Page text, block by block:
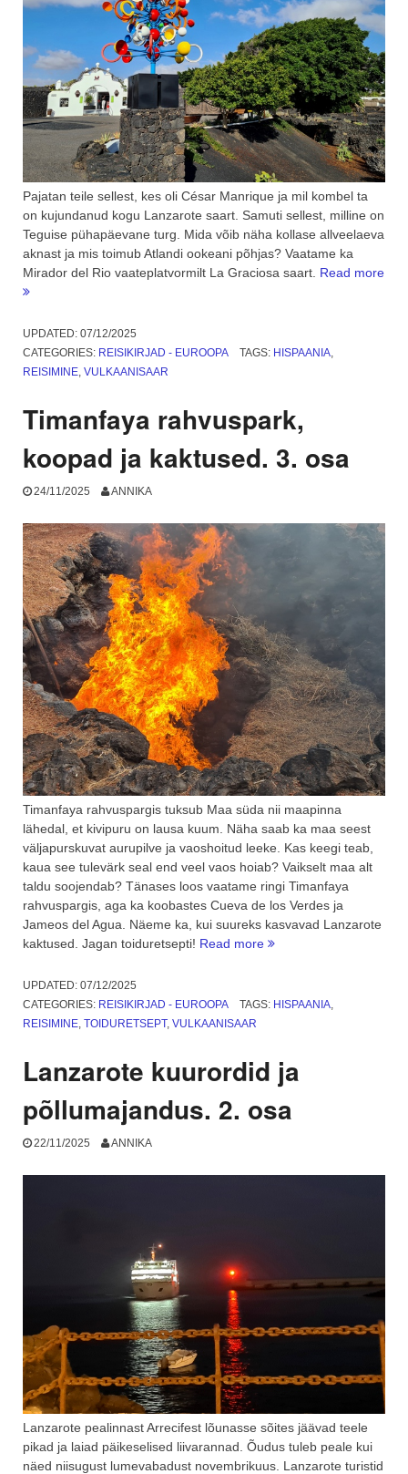
Pajatan teile sellest, kes oli César Manrique ja mil kombel ta
on kujundanud kogu Lanzarote saart. Samuti sellest, milline on
Teguise pühapäevane turg. Mida võib näha kollase allveelaeva
aknast ja mis toimub Atlandi ookeani põhjas? Vaatame ka
Mirador del Rio vaateplatvormilt La Graciosa saart. Read more
“Manrique,
ja
kollane
allveelaev.
UPDATED: 07/12/2025
CATEGORIES: REISIKIRJAD - EUROOPA TAGS: HISPAANIA,
REISIMINE VULKAANISAAR
Timanfaya rahvuspark,
koopad ja kaktused. 3. osa
24/11/2025 ANNIKA
Timanfaya rahvuspargis tuksub Maa süda nii maapinna
lähedal, et kivipuru on lausa kuum. Näha saab ka maa seest
väljapurskuvat aurupilve ja vaoshoitud leeke. Kas keegi teab,
kaua see tulevärk seal end veel vaos hoiab? Vaikselt maa alt
taldu soojendab? Tänases loos vaatame ringi Timanfaya
rahvuspargis, aga ka koobastes Cueva de los Verdes ja
Jameos del Agua. Näeme ka, kui suureks kasvavad Lanzarote
kaktused. Jagan toiduretsepti! Read more “Timanfaya
ja
UPDATED: 07/12/2025
CATEGORIES: REISIKIRJAD - EUROOPA TAGS: HISPAANIA,
REISIMINE TOIDURETSEPT, VULKAANISAAR
Lanzarote kuurordid ja
põllumajandus. 2. osa
22/11/2025 ANNIKA
Lanzarote pealinnast Arrecifest lõunasse sõites jäävad teele
pikad ja laiad päikeselised liivarannad. Õudus tuleb peale kui
näed niisugust lumevabadust novembrikuus. Lanzarote turistid